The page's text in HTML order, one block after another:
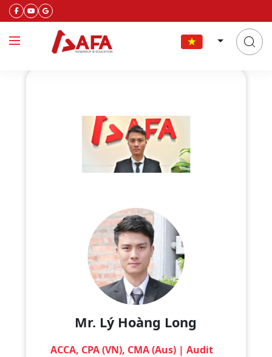
Mr. Lý Hoàng Long
ACCA, CPA (VN), CMA (Aus) | Audit